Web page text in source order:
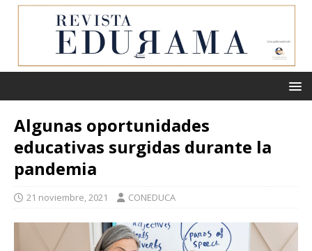
Algunas oportunidades
educativas surgidas durante la
pandemia
21 noviembre, 2021 CONEDUCA